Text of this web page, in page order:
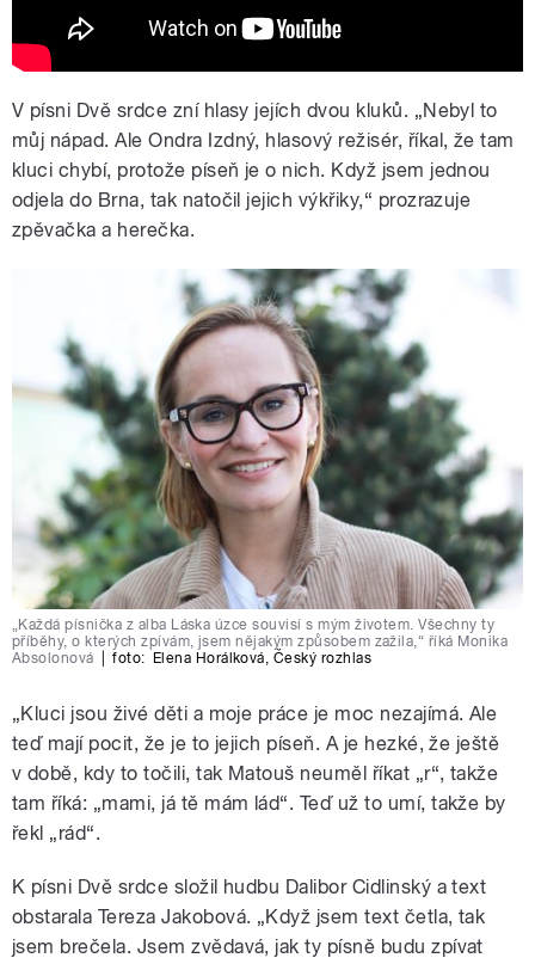
V písni Dvě srdce zní hlasy jejích dvou kluků. „Nebyl to
můj nápad. Ale Ondra Izdný, hlasový režisér, říkal, že tam
kluci chybí, protože píseň je o nich. Když jsem jednou
odjela do Brna, tak natočil jejich výkřiky,“ prozrazuje
zpěvačka a herečka.
„Každá písnička z alba Láska úzce souvisí s mým životem. Všechny ty
příběhy, o kterých zpívám, jsem nějakým způsobem zažila,“ říká Monika
Absolonová
foto: Elena Horálková, Český rozhlas
„Kluci jsou živé děti a moje práce je moc nezajímá. Ale
teď mají pocit, že je to jejich píseň. A je hezké, že ještě
v době, kdy to točili, tak Matouš neuměl říkat „r“, takže
tam říká: „mami, já tě mám lád“. Teď už to umí, takže by
řekl „rád“.
K písni Dvě srdce složil hudbu Dalibor Cidlinský a text
obstarala Tereza Jakobová. „Když jsem text četla, tak
jsem brečela. Jsem zvědavá, jak ty písně budu zpívat